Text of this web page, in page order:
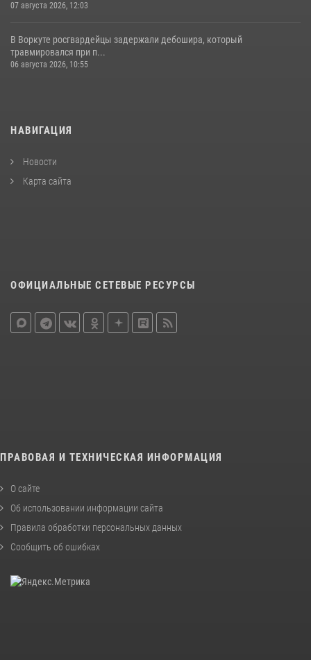
07 августа 2026, 12:03
В Воркуте росгвардейцы задержали дебошира, который
травмировался при п...
06 августа 2026, 10:55
НАВИГАЦИЯ
Новости
Карта сайта
ОФИЦИАЛЬНЫЕ СЕТЕВЫЕ РЕСУРСЫ
ПРАВОВАЯ И ТЕХНИЧЕСКАЯ ИНФОРМАЦИЯ
О сайте
Об использовании информации сайта
Правила обработки персональных данных
Сообщить об ошибках